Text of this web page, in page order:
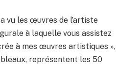
vu les œuvres de l’artiste
à laquelle vous assistez
à mes œuvres artistiques »,
représentent les 50